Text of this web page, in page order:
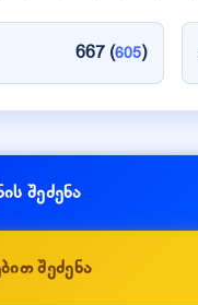
667 (605)
შეძენა
შეძენა